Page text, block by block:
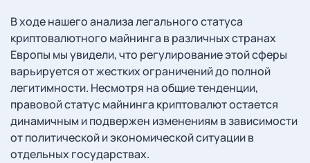
В ходе нашего анализа легального статуса
криптовалютного майнинга в различных странах
Европы мы увидели, что регулирование этой сферы
варьируется от жестких ограничений до полной
легитимности. Несмотря на общие тенденции,
правовой статус майнинга криптовалют остается
динамичным и подвержен изменениям в зависимости
от политической и экономической ситуации в
отдельных государствах.